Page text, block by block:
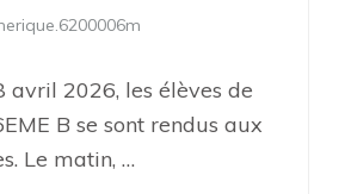
avril 2026, les élèves de
B se sont rendus aux
Le matin, …